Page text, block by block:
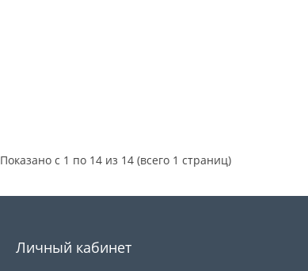
Показано с 1 по 14 из 14 (всего 1 страниц)
Личный кабинет